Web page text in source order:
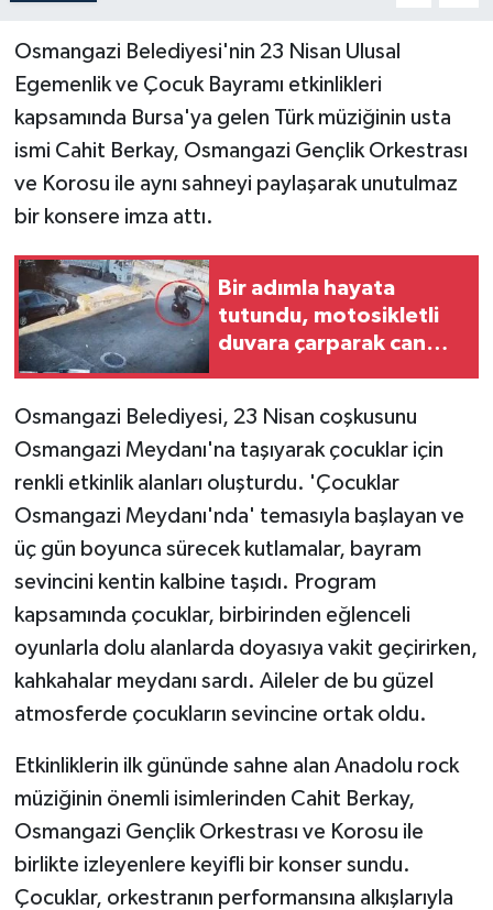
Osmangazi Belediyesi'nin 23 Nisan Ulusal
Egemenlik ve Çocuk Bayramı etkinlikleri
kapsamında Bursa'ya gelen Türk müziğinin usta
ismi Cahit Berkay, Osmangazi Gençlik Orkestrası
ve Korosu ile aynı sahneyi paylaşarak unutulmaz
bir konsere imza attı.
Bir adımla hayata
tutundu, motosikletli
duvara çarparak can
Osmangazi Belediyesi, 23 Nisan coşkusunu
Osmangazi Meydanı'na taşıyarak çocuklar için
renkli etkinlik alanları oluşturdu. 'Çocuklar
Osmangazi Meydanı'nda' temasıyla başlayan ve
üç gün boyunca sürecek kutlamalar, bayram
sevincini kentin kalbine taşıdı. Program
kapsamında çocuklar, birbirinden eğlenceli
oyunlarla dolu alanlarda doyasıya vakit geçirirken,
kahkahalar meydanı sardı. Aileler de bu güzel
atmosferde çocukların sevincine ortak oldu.
Etkinliklerin ilk gününde sahne alan Anadolu rock
müziğinin önemli isimlerinden Cahit Berkay,
Osmangazi Gençlik Orkestrası ve Korosu ile
birlikte izleyenlere keyifli bir konser sundu.
Çocuklar, orkestranın performansına alkışlarıyla